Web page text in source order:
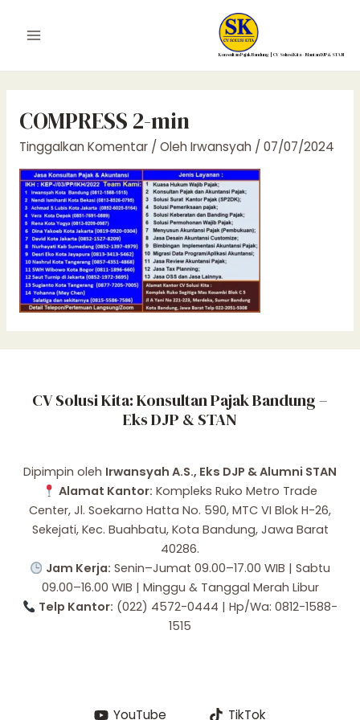
Main
Menu
Konsultan Pajak Bandung | CV Solusi Kita – Mantan DJP & STAN
COMPRESS 2-min
Tinggalkan Komentar / OlehIrwansyah / 07/07/2024
CV Solusi Kita: Konsultan Pajak Bandung –
Eks DJP & STAN
Dipimpin oleh Irwansyah A.S., Eks DJP & Alumni STAN
Alamat Kantor: Kompleks Ruko Metro Trade
Center, Jl. Soekarno Hatta No. 590, MTC VI Blok H-26,
Sekejati, Kec. Buahbatu, Kota Bandung, Jawa Barat
40286.
Jam Kerja: Senin–Jumat 09.00–17.00 WIB | Sabtu
09.00–16.00 WIB | Minggu & Tanggal Merah Libur
Telp Kantor: (022) 4572-0444 | Hp/Wa: 0812-1588-
1515
YouTube TikTok